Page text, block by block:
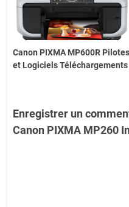
Canon PIXMA MP600R Pilotes
et Logiciels Téléchargements
Enregistrer un
Canon PIXMA MP260